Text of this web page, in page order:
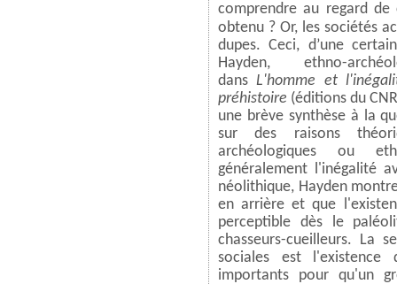
comprendre au regard
obtenu ? Or, les sociétés
dupes. Ceci, d’une
Hayden, ethno-
dansL'homme et
préhistoire (éditions du
une brève synthèse à la
sur des raisons
archéologiques ou
généralement l'inégalité
néolithique, Hayden
en arrière et que
perceptible dès le
chasseurs-cueilleurs. La
sociales est l'existence
importants pour qu'un